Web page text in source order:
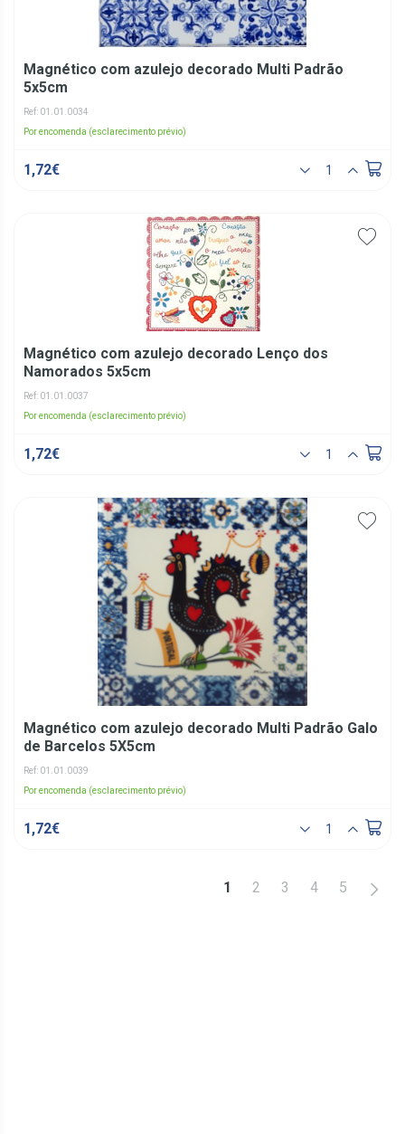
Magnético com azulejo decorado Multi Padrão
5x5cm
Ref: 01.01.0034
Por encomenda (esclarecimento prévio)
1,72€
Magnético com azulejo decorado Lenço dos
Namorados 5x5cm
Ref: 01.01.0037
Por encomenda (esclarecimento prévio)
1,72€
Magnético com azulejo decorado Multi Padrão Galo
de Barcelos 5X5cm
Ref: 01.01.0039
Por encomenda (esclarecimento prévio)
1,72€
1 2 3 4 5